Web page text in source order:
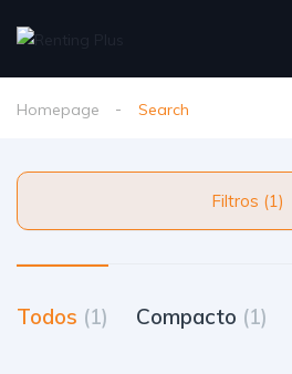
Homepage Search
Filtros (1)
Todos (1) Compacto (1)